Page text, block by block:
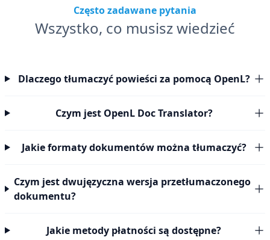
Często zadawane pytania
Wszystko, co musisz wiedzieć
Dlaczego tłumaczyć powieści za pomocą OpenL?
Czym jest OpenL Doc Translator?
Jakie formaty dokumentów można tłumaczyć?
Czym jest dwujęzyczna wersja przetłumaczonego
dokumentu?
Jakie metody płatności są dostępne?